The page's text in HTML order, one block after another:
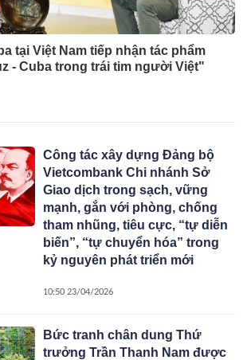
tại Việt Nam tiếp nhận tác phẩm
- Cuba trong trái tim người Việt"
Công tác xây dựng Đảng bộ
Vietcombank Chi nhánh Sở
Giao dịch trong sạch, vững
mạnh, gắn với phòng, chống
tham nhũng, tiêu cực, “tự diễn
biến”, “tự chuyển hóa” trong
kỷ nguyên phát triển mới
10:50 23/04/2026
Bức tranh chân dung Thứ
trưởng Trần Thanh Nam được